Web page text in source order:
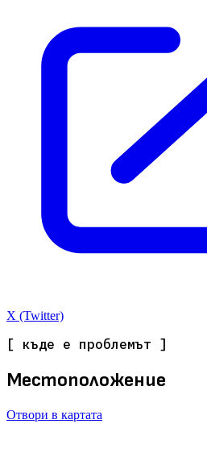
X (Twitter)
[ къде е проблемът ]
Местоположение
Отвори в картата